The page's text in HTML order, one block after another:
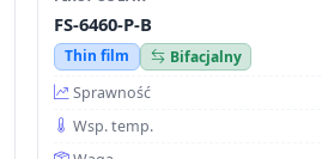
FS-6460-P-B
Thin film
Bifacjalny
Sprawność
Wsp. temp.